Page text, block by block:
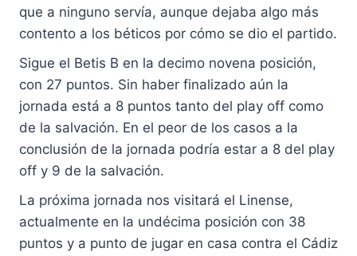
que a ninguno servía, aunque dejaba algo más
contento a los béticos por cómo se dio el partido.
Sigue el Betis B en la decimo novena posición,
con 27 puntos. Sin haber finalizado aún la
jornada está a 8 puntos tanto del play off como
de la salvación. En el peor de los casos a la
conclusión de la jornada podría estar a 8 del play
off y 9 de la salvación.
La próxima jornada nos visitará el Linense,
actualmente en la undécima posición con 38
puntos y a punto de jugar en casa contra el Cádiz